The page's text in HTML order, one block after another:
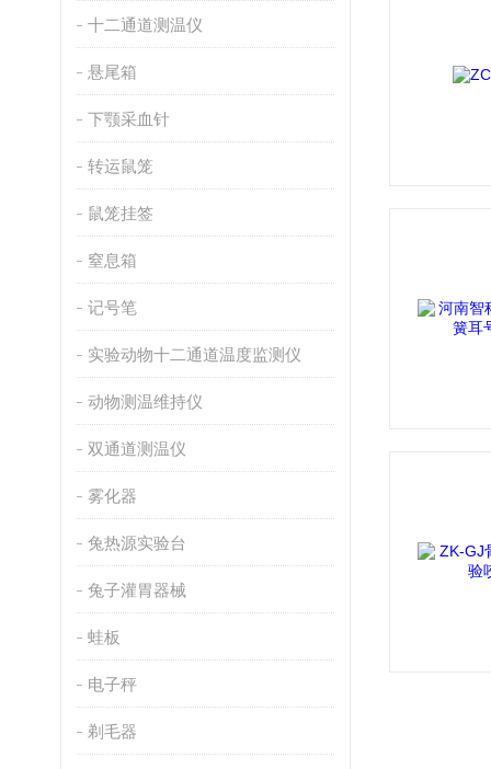
十二通道测温仪
悬尾箱
下颚采血针
转运鼠笼
鼠笼挂签
窒息箱
记号笔
实验动物十二通道温度监测仪
动物测温维持仪
双通道测温仪
雾化器
兔热源实验台
兔子灌胃器械
蛙板
电子秤
剃毛器